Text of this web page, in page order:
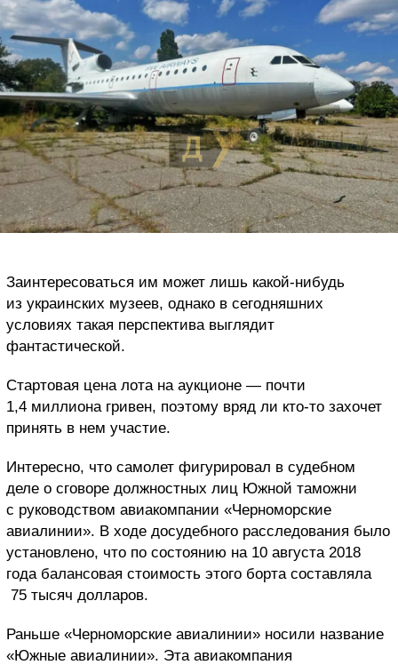
Заинтересоваться им может лишь какой-нибудь
из украинских музеев, однако в сегодняшних
условиях такая перспектива выглядит
фантастической.
Стартовая цена лота на аукционе — почти
1,4 миллиона гривен, поэтому вряд ли кто-то захочет
принять в нем участие.
Интересно, что самолет фигурировал в судебном
деле о сговоре должностных лиц Южной таможни
с руководством авиакомпании «Черноморские
авиалинии». В ходе досудебного расследования было
установлено, что по состоянию на 10 августа 2018
года балансовая стоимость этого борта составляла
75 тысяч долларов.
Раньше «Черноморские авиалинии» носили название
«Южные авиалинии». Эта авиакомпания